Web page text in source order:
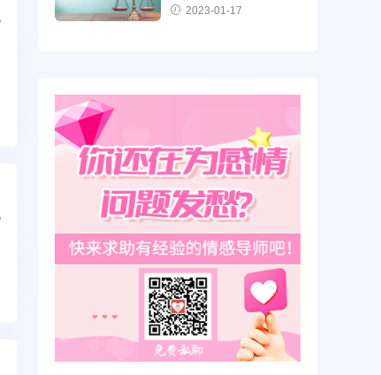
2023-01-17